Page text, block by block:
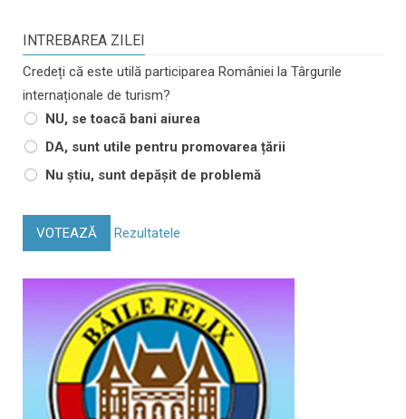
INTREBAREA ZILEI
Credeți că este utilă participarea României la Târgurile
internaționale de turism?
NU, se toacă bani aiurea
DA, sunt utile pentru promovarea țării
Nu știu, sunt depășit de problemă
VOTEAZĂ Rezultatele